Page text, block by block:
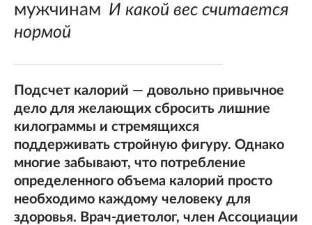
мужчинам И какой вес считается
нормой
Подсчет калорий — довольно привычное
дело для желающих сбросить лишние
килограммы и стремящихся
поддерживать стройную фигуру. Однако
многие забывают, что потребление
определенного объема калорий просто
необходимо каждому человеку для
здоровья. Врач-диетолог, член Ассоциации